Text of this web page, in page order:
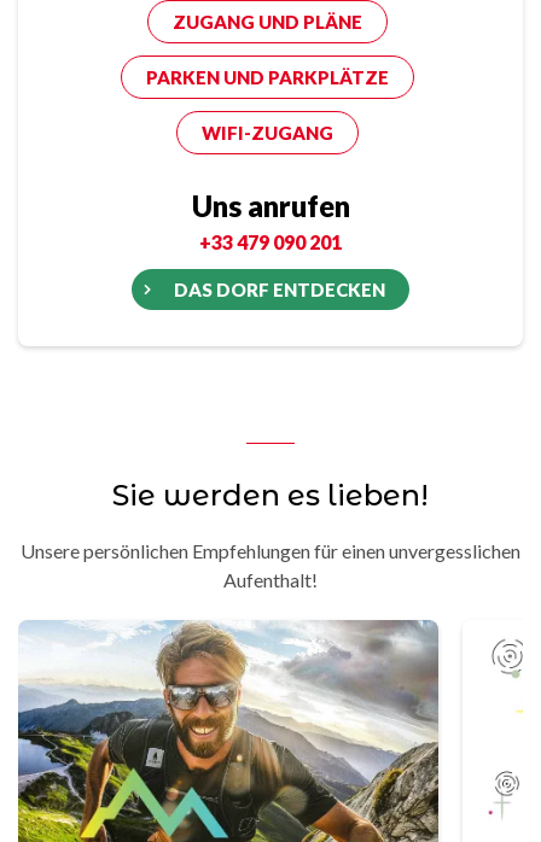
ZUGANG UND PLÄNE
PARKEN UND PARKPLÄTZE
WIFI-ZUGANG
Uns anrufen
+33 479 090 201
DAS DORF ENTDECKEN
Sie werden es lieben!
Unsere persönlichen Empfehlungen für einen unvergesslichen
Aufenthalt!